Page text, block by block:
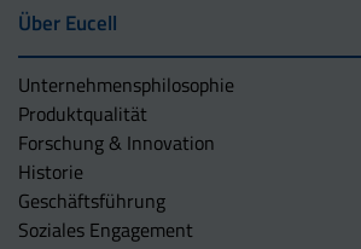
Über Eucell
Unternehmens­philosophie
Produktqualität
Forschung & Innovation
Historie
Geschäftsführung
Soziales Engagement